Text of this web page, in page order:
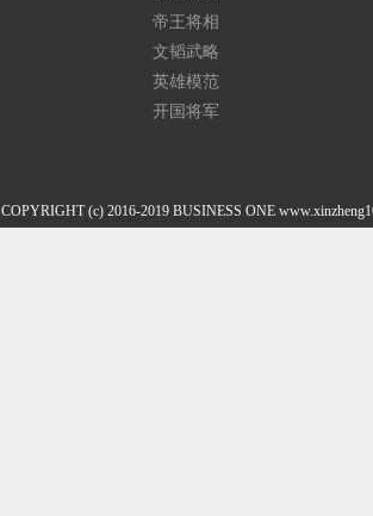
帝王将相
文韬武略
英雄模范
开国将军
COPYRIGHT (c) 2016-2019 BUSINESS ONE